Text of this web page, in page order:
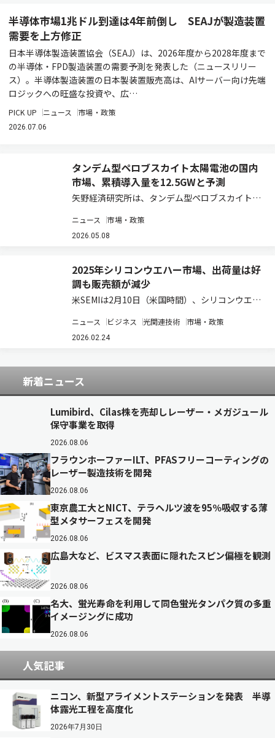
半導体市場1兆ドル到達は4年前倒し SEAJが製造装置
需要を上方修正
日本半導体製造装置協会（SEAJ）は、2026年度から2028年度まで
の半導体・FPD製造装置の需要予測を発表した（ニュースリリー
ス）。半導体製造装置の日本製装置販売高は、AIサーバー向け先端
ロジックへの旺盛な投資や、広…
PICK UP ニュース 市場・政策
2026.07.06
タンデム型ペロブスカイト太陽電池の国内
市場、累積導入量を12.5GWと予測
矢野経済研究所は、タンデム型ペロブスカイト太
参入企業の動向、将来展望を明らかにした（ニュ
ースリリース）。 2025年2月に閣議決定された第
ニュース 市場・政策
2026.05.08
2025年シリコンウエハー市場、出荷量は好
調も販売額が減少
米SEMIは2月10日（米国時間）、シリコンウエハ
ウエハー出荷量が前年比5.8%増の129億7,300万
平方インチとなった一方で、販売額は前年比
ニュース ビジネス 光関連技術 市場・政策
2026.02.24
新着ニュース
Lumibird、Cilas株を売却しレーザー・メガジュール
保守事業を取得
2026.08.06
フラウンホーファーILT、PFASフリーコーティングの
レーザー製造技術を開発
2026.08.06
東京農工大とNICT、テラヘルツ波を95％吸収する薄
型メタサーフェスを開発
2026.08.06
広島大など、ビスマス表面に隠れたスピン偏極を観測
2026.08.06
名大、蛍光寿命を利用して同色蛍光タンパク質の多重
イメージングに成功
2026.08.06
人気記事
ニコン、新型アライメントステーションを発表 半導
体露光工程を高度化
2026年7月30日